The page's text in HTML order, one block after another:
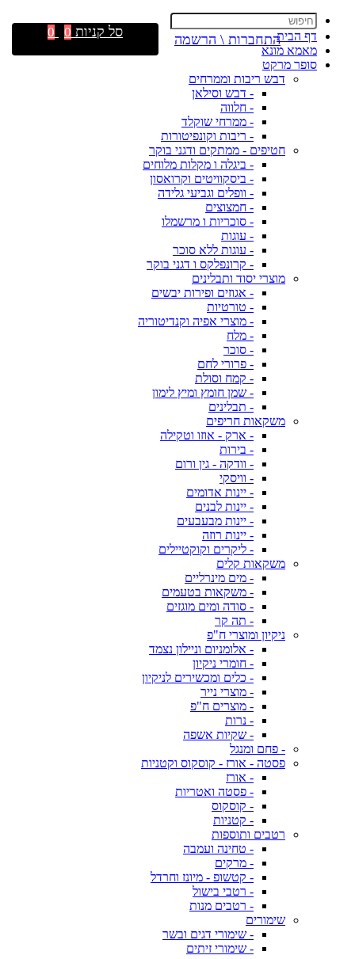
דף הבית
מאמא מונא
סופר מרקט
דבש ריבות וממרחים
- דבש וסילאן
- חלווה
- ממרחי שוקלד
- ריבות וקונפיטורות
חטיפים - ממתקים ודגני בוקר
- ביגלה ו מקלות מלוחים
- ביסקוויטים וקרואסון
- וופלים וגביעי גלידה
- חמצוצים
- סוכריות ו מרשמלו
- עוגות
- עוגות ללא סוכר
- קרונפלקס ו דגני בוקר
מוצרי יסוד ותבלינים
- אגוזים ופירות יבשים
- טורטיות
- מוצרי אפיה וקנדיטוריה
- מלח
- סוכר
- פרורי לחם
- קמח וסולת
- שמן חומץ ומיץ לימון
- תבלינים
משקאות חריפים
- ארק - אוזו וטקילה
- בירות
- וודקה - גין ורום
- וויסקי
- יינות אדומים
- יינות לבנים
- יינות מבעבעים
- יינות רוזה
- ליקרים וקוקטיילים
משקאות קלים
- מים מינרליים
- משקאות בטעמים
- סודה ומים מוגזים
- תה קר
ניקיון ומוצרי ח"פ
- אלומניום וניילון נצמד
- חומרי ניקיון
- כלים ומכשירים לניקיון
- מוצרי נייר
- מוצרים ח"פ
- נרות
- שקיות אשפה
- פחם ומנגל
פסטה - אורז - קוסקוס וקטניות
- אורז
- פסטה ואטריות
- קוסקוס
- קטניות
רטבים ותוספות
- טחינה ועמבה
- מרקים
- קטשופ - מיונז וחרדל
- רטבי בישול
- רטבים מנות
שימורים
- שימורי דגים ובשר
- שימורי זיתים
התחברות \ הרשמה סל קניות 0
0